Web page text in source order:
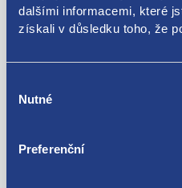
dalšími informacemi, které
získali v důsledku toho, že
souhlasu
Nutné
Preferenční
3B0947291B 3B0947291
Škoda Fabia I 1999-2007
Volkswagen Beetle